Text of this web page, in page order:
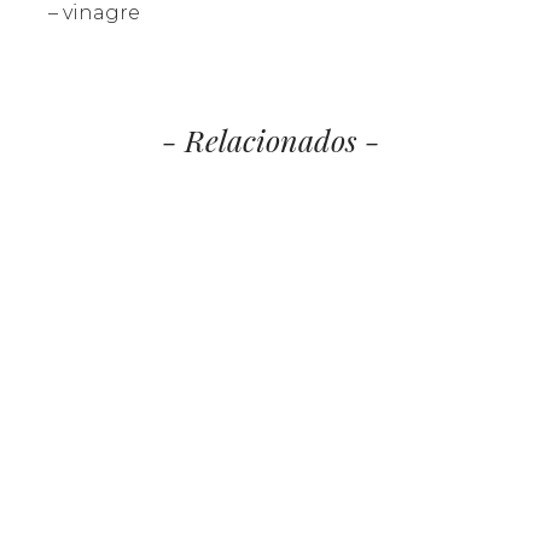
– vinagre
- Relacionados -